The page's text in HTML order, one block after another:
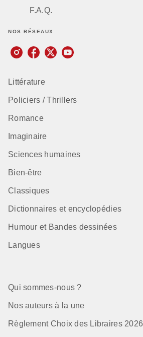
F.A.Q.
NOS RÉSEAUX
Littérature
Policiers / Thrillers
Romance
Imaginaire
Sciences humaines
Bien-être
Classiques
Dictionnaires et encyclopédies
Humour et Bandes dessinées
Langues
Qui sommes-nous ?
Nos auteurs à la une
Règlement Choix des Libraires 2026